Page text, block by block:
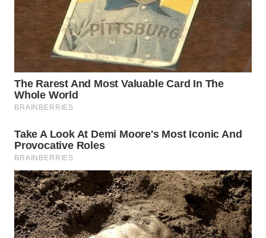
WN
SAMOSIR
PADANG
LAWAS
WN
WN
CIANJUR
WN
KEPULAUAN
SERIBU